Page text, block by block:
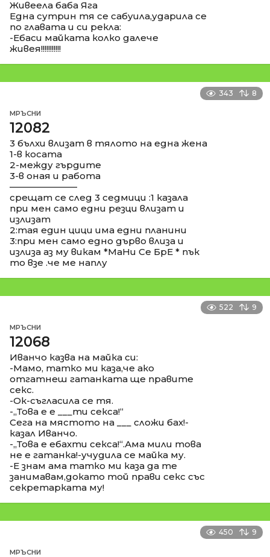
Живеела баба Яга
Една сутрин тя се сабуила,ударила се
по главата и си рекла:
-Ебаси майката колко далече
живея!!!!!!!!!!!
343 8
МРЪСНИ
12082
3 бълхи влизат в тялото на една жена
1-в косата
2-между гърдите
3-в оная и работа
––––––––––––––
срещат се след 3 седмици :1 казала
при мен само едни резци влизат и
излизат
2:тая един цици има едни планини
3:при мен само едно дърво влиза и
излиза аз му викам *МаНи Се БрЕ * пък
то взе .че ме наплу
522 9
МРЪСНИ
12068
Иванчо казва на майка си:
-Мамо, татко ми каза,че ако
отгатнеш гатанката ще правите
секс.
-Ок-съгласила се тя.
-,,Това е е ___ти секса!“
Сега на мястото на ___ сложи бах!-
казал Иванчо.
-,,Това е ебахти секса!“.Ама мили това
не е гатанка!-учудила се майка му.
-Е знам ама татко ми каза да те
занимавам,докато той прави секс със
секретарката му!
450 9
МРЪСНИ